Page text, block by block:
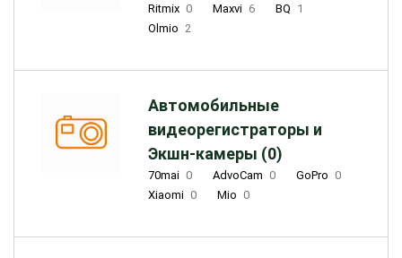
Ritmix 0 Maxvi 6 BQ 1
Olmio 2
Автомобильные
видеорегистраторы и
Экшн-камеры (0)
70mai 0 AdvoCam 0 GoPro 0
Xiaomi 0 Mio 0